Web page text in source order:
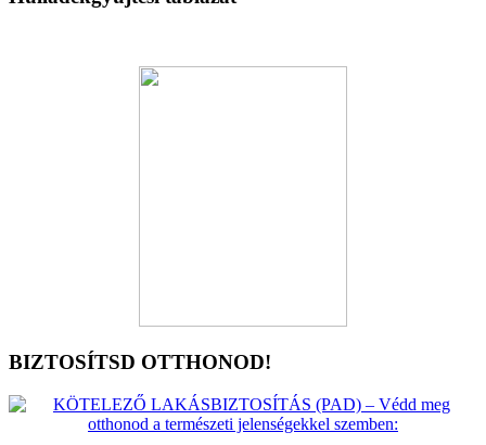
BIZTOSÍTSD OTTHONOD!